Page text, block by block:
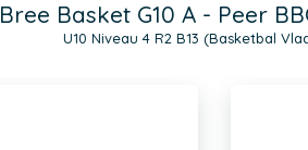
Bree Basket G10 A - Peer
U10 Niveau 4 R2 B13 (Basketbal